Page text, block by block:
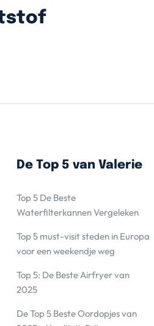
De Top 5 van Valerie
Top 5 De Beste
Waterfilterkannen Vergeleken
Top 5 must-visit steden in Europa
voor een weekendje weg
Top 5: De Beste Airfryer van
2025
De Top 5 Beste Oordopjes van